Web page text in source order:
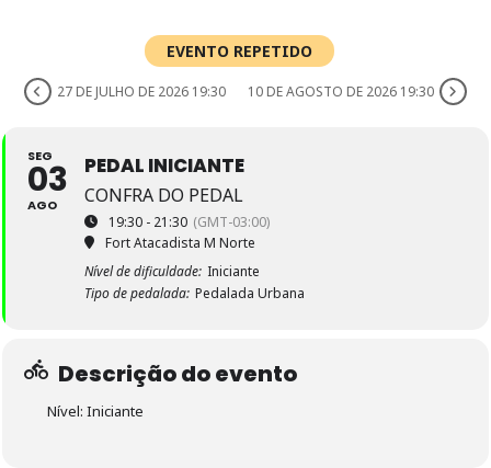
EVENTO REPETIDO
27 DE JULHO DE 2026 19:30 10 DE AGOSTO DE 2026 19:30
SEG
03
AGO
PEDAL INICIANTE
CONFRA DO PEDAL
19:30 - 21:30 (GMT-03:00)
Fort Atacadista M Norte
Nível de dificuldade: Iniciante
Tipo de pedalada: Pedalada Urbana
Descrição do evento
Nível: Iniciante